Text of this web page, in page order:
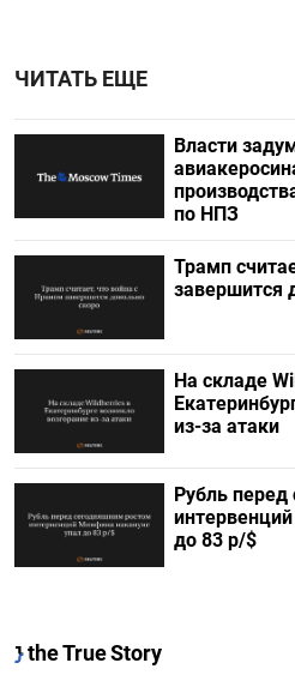
ЧИТАТЬ ЕЩЕ
Власти
по НПЗ
Трамп
завершится
На складе
из-за атаки
Рубль
до 83 р/$